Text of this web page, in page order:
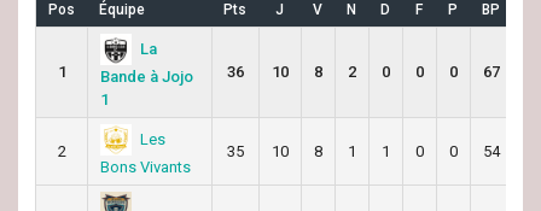
Pos Équipe Pts J V N D F P BP
1
La
Bande à Jojo
1
36 10 8 2 0 0 0 67
2
Les
Bons Vivants
35 10 8 1 1 0 0 54